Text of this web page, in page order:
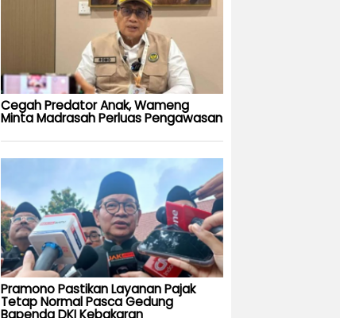
Cegah Predator Anak, Wameng
Minta Madrasah Perluas Pengawasan
Pramono Pastikan Layanan Pajak
Tetap Normal Pasca Gedung